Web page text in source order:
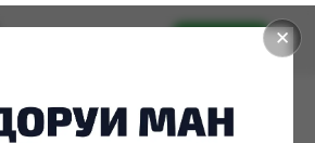
✕
Установить